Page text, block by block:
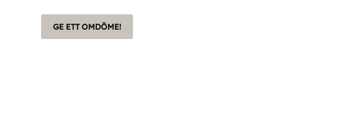
GE ETT OMDÖME!